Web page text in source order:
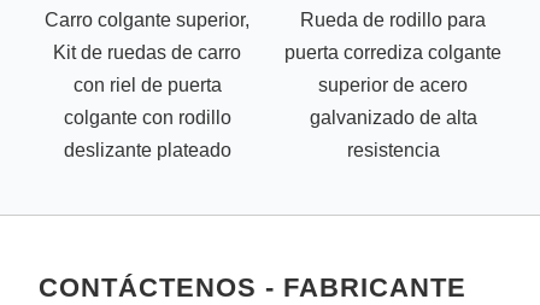
Carro colgante superior,
Kit de ruedas de carro
con riel de puerta
colgante con rodillo
deslizante plateado
Rueda de rodillo para
puerta corrediza colgante
superior de acero
galvanizado de alta
resistencia
CONTÁCTENOS - FABRICANTE